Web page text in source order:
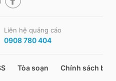
Liên hệ quảng cáo
0908 780 404
Tòa soạn Chính sách bảo